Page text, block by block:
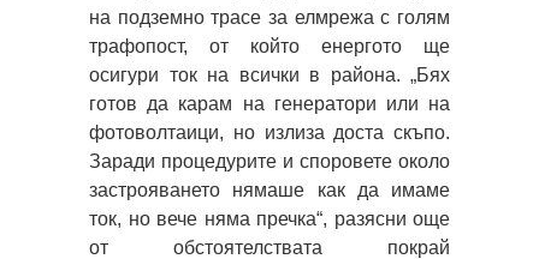
на подземно трасе за елмрежа с голям
трафопост, от който енергото ще
осигури ток на всички в района. „Бях
готов да карам на генератори или на
фотоволтаици, но излиза доста скъпо.
Заради процедурите и споровете около
застрояването нямаше как да имаме
ток, но вече няма пречка“, разясни още
от обстоятелствата покрай